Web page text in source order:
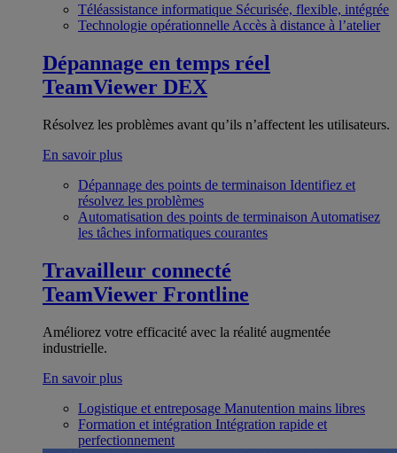
Téléassistance informatique Sécurisée, flexible, intégrée
Technologie opérationnelle Accès à distance à l’atelier
Dépannage en temps réel
TeamViewer DEX
Résolvez les problèmes avant qu’ils n’affectent les utilisateurs.
En savoir plus
Dépannage des points de terminaison Identifiez et
résolvez les problèmes
Automatisation des points de terminaison Automatisez
les tâches informatiques courantes
Travailleur connecté
TeamViewer Frontline
Améliorez votre efficacité avec la réalité augmentée
industrielle.
En savoir plus
Logistique et entreposage Manutention mains libres
Formation et intégration Intégration rapide et
perfectionnement